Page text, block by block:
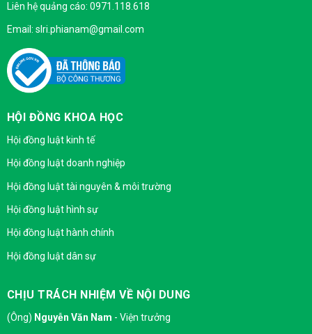
Liên hệ quảng cáo: 0971.118.618
Email: slri.phianam@gmail.com
HỘI ĐỒNG KHOA HỌC
Hội đồng luật kinh tế
Hội đồng luật doanh nghiệp
Hội đồng luật tài nguyên & môi trường
Hội đồng luật hình sự
Hội đồng luật hành chính
Hội đồng luật dân sự
CHỊU TRÁCH NHIỆM VỀ NỘI DUNG
(Ông) Nguyễn Văn Nam - Viện trưởng